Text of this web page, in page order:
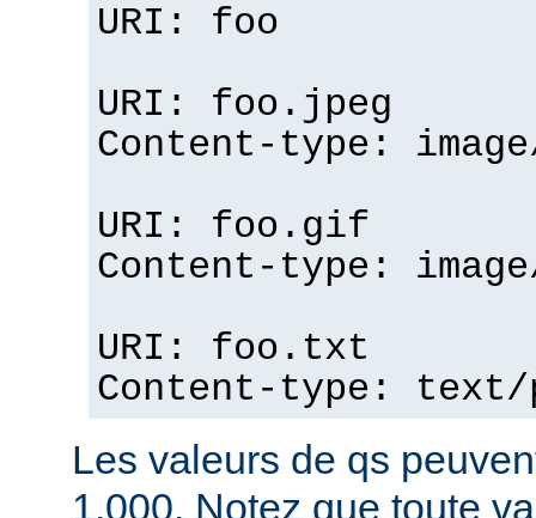
URI: foo
URI: foo.jpeg
Content-type:
URI: foo.gif
Content-type:
URI: foo.txt
Content-type:
Les valeurs de qs
1.000. Notez que toute